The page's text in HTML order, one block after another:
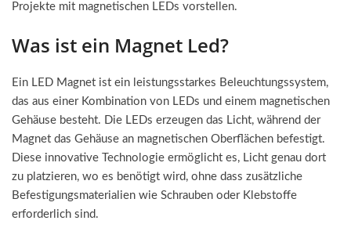
Projekte mit magnetischen LEDs vorstellen.
Was ist ein Magnet Led?
Ein LED Magnet ist ein leistungsstarkes Beleuchtungssystem,
das aus einer Kombination von LEDs und einem magnetischen
Gehäuse besteht. Die LEDs erzeugen das Licht, während der
Magnet das Gehäuse an magnetischen Oberflächen befestigt.
Diese innovative Technologie ermöglicht es, Licht genau dort
zu platzieren, wo es benötigt wird, ohne dass zusätzliche
Befestigungsmaterialien wie Schrauben oder Klebstoffe
erforderlich sind.